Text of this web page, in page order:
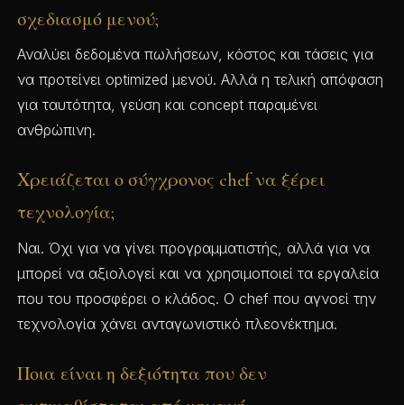
σχεδιασμό μενού;
Αναλύει δεδομένα πωλήσεων, κόστος και τάσεις για
να προτείνει optimized μενού. Αλλά η τελική απόφαση
για ταυτότητα, γεύση και concept παραμένει
ανθρώπινη.
Χρειάζεται ο σύγχρονος chef να ξέρει
τεχνολογία;
Ναι. Όχι για να γίνει προγραμματιστής, αλλά για να
μπορεί να αξιολογεί και να χρησιμοποιεί τα εργαλεία
που του προσφέρει ο κλάδος. Ο chef που αγνοεί την
τεχνολογία χάνει ανταγωνιστικό πλεονέκτημα.
Ποια είναι η δεξιότητα που δεν